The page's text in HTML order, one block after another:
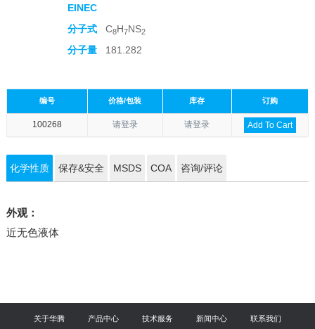
EINEC
分子式
C8H7NS2
分子量 181.282
编号 价格/包装 库存 订购
100268 请登录 请登录 Add To Cart
化学性质 保存&安全 MSDS COA 咨询/评论
外观：
近无色液体
关于华腾 产品中心 技术服务 新闻中心 联系我们